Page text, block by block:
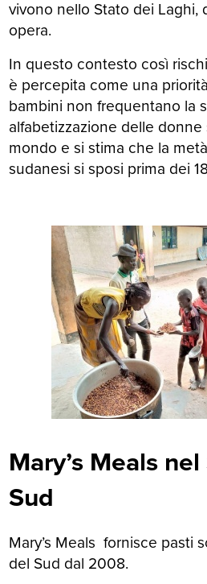
vivono nello Stato dei Laghi,
opera.
In questo contesto così
è percepita come una
bambini non frequentano la
alfabetizzazione delle
mondo e si stima che la
sudanesi si sposi prima dei
Mary’s Meals
Sud
Mary’s Meals fornisce pasti
del Sud dal 2008.